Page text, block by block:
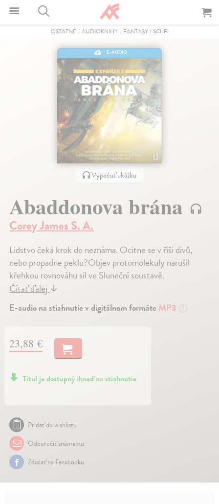
OSTATNÉ- AUDIOKNIHY- FANTASY / SCI-FI
E-AUDIO
Vypočuť ukážku
Abaddonova brána
Corey James S. A.
Lidstvo čeká krok do neznáma. Ocitne se v říši divů,
nebo propadne peklu?Objev protomolekuly narušil
křehkou rovnováhu sil ve Sluneční soustavě.
Čítať ďalej↓
E-audio na stiahnutie v digitálnom formáteMP3 ?
23,88 €
Titul je dostupný ihneď na stiahnutie
Pridať do wishlistu
Odporučiť známemu
Zdielať na Facebooku